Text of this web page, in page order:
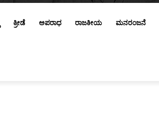
ಕ್ರೀಡೆ ಅಪರಾಧ ರಾಜಕೀಯ ಮನರಂಜನೆ